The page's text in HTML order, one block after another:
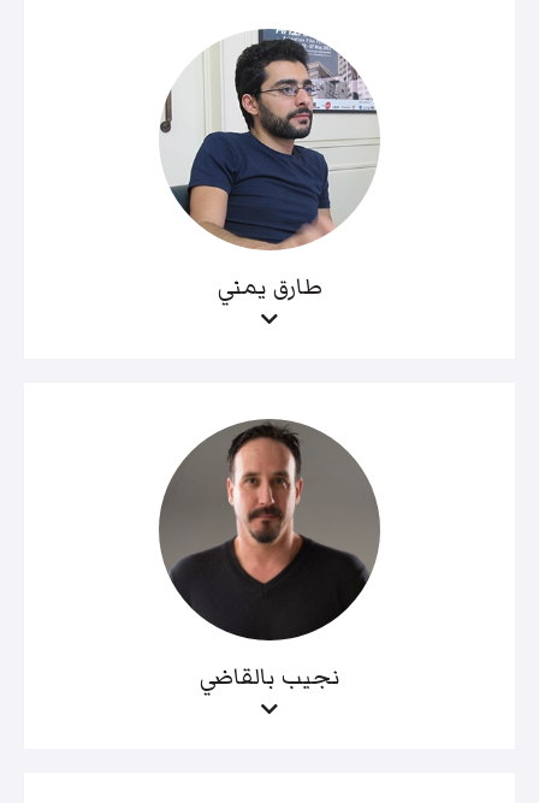
طارق يمني
نجيب بالقاضي